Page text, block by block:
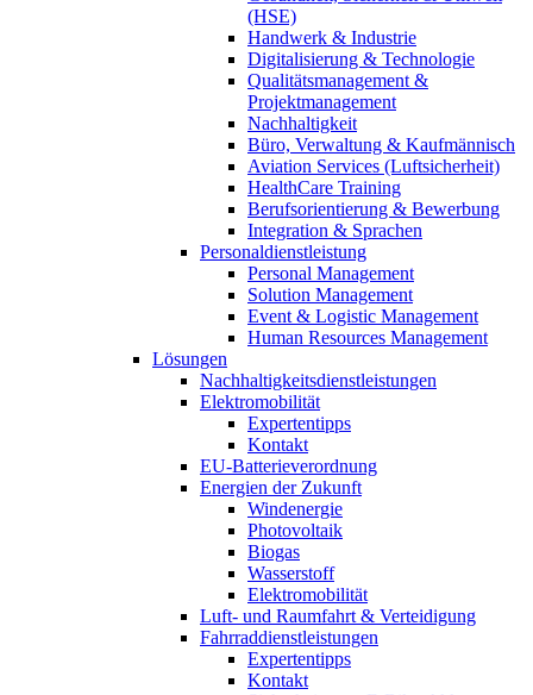
(HSE)
Handwerk & Industrie
Digitalisierung & Technologie
Qualitätsmanagement &
Projektmanagement
Nachhaltigkeit
Büro, Verwaltung & Kaufmännisch
Aviation Services (Luftsicherheit)
HealthCare Training
Berufsorientierung & Bewerbung
Integration & Sprachen
Personaldienstleistung
Personal Management
Solution Management
Event & Logistic Management
Human Resources Management
Lösungen
Nachhaltigkeitsdienstleistungen
Elektromobilität
Expertentipps
Kontakt
EU-Batterieverordnung
Energien der Zukunft
Windenergie
Photovoltaik
Biogas
Wasserstoff
Elektromobilität
Luft- und Raumfahrt & Verteidigung
Fahrraddienstleistungen
Expertentipps
Kontakt